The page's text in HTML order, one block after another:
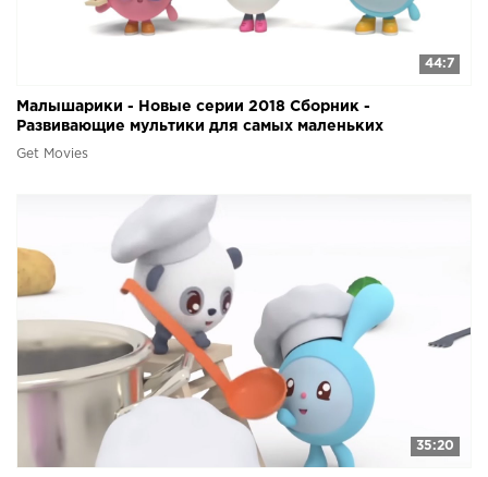
44:7
Малышарики - Новые серии 2018 Сборник -
Развивающие мультики для самых маленьких
Get Movies
35:20